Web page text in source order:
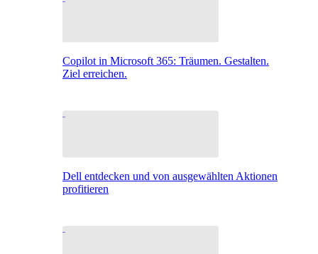
Copilot in Microsoft 365: Träumen. Gestalten.
Ziel erreichen.
Dell entdecken und von ausgewählten Aktionen
profitieren